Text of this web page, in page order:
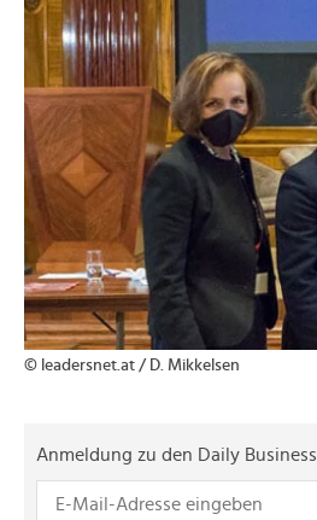
© leadersnet.at / D. Mikkelsen
Anmeldung zu den Daily